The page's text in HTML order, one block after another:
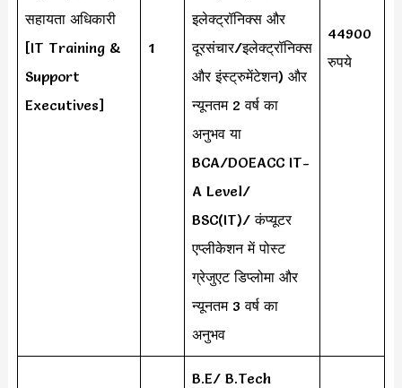
सहायता अधिकारी
[IT Training &
Support
Executives]
1
इलेक्ट्रॉनिक्स और
दूरसंचार/इलेक्ट्रॉनिक्स
और इंस्ट्रुमेंटेशन) और
न्यूनतम 2 वर्ष का
अनुभव या
BCA/DOEACC IT-
A Level/
BSC(IT)/ कंप्यूटर
एप्लीकेशन में पोस्ट
ग्रेजुएट डिप्लोमा और
न्यूनतम 3 वर्ष का
अनुभव
44900
रुपये
B.E/ B.Tech